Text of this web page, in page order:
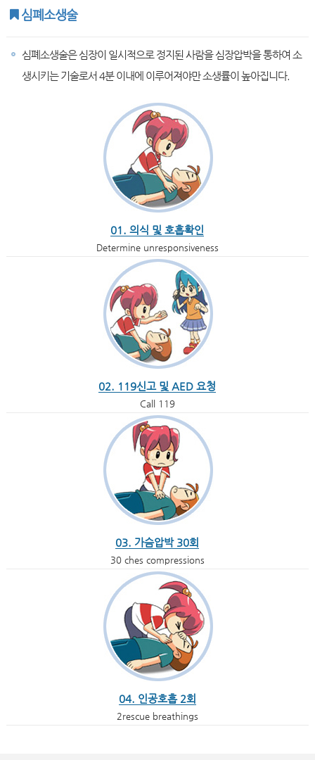
심폐소생술
심폐소생술은 심장이 일시적으로 정지된 사람을 심장압박을 통하여 소
생시키는 기술로서 4분 이내에 이루어져야만 소생률이 높아집니다.
01. 의식 및 호흡확인
Determine unresponsiveness
02. 119신고 및 AED 요청
Call 119
03. 가슴압박 30회
30 ches compressions
04. 인공호흡 2회
2rescue breathings